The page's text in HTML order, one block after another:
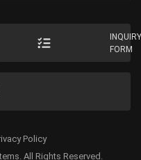
FORM
All Rights Reserved.
Policy